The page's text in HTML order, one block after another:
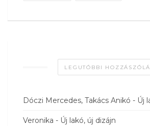
LEGUTÓBBI
Dóczi Mercedes, Takács Anikó - Új
Veronika - Új lakó, új dizájn